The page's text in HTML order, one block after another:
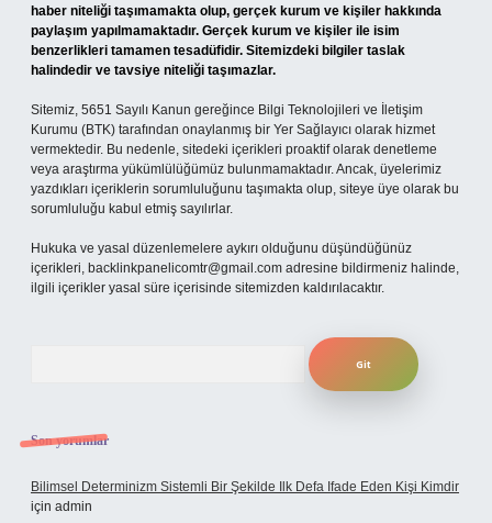
haber niteliği taşımamakta olup, gerçek kurum ve kişiler hakkında
paylaşım yapılmamaktadır. Gerçek kurum ve kişiler ile isim
benzerlikleri tamamen tesadüfidir. Sitemizdeki bilgiler taslak
halindedir ve tavsiye niteliği taşımazlar.
Sitemiz, 5651 Sayılı Kanun gereğince Bilgi Teknolojileri ve İletişim
Kurumu (BTK) tarafından onaylanmış bir Yer Sağlayıcı olarak hizmet
vermektedir. Bu nedenle, sitedeki içerikleri proaktif olarak denetleme
veya araştırma yükümlülüğümüz bulunmamaktadır. Ancak, üyelerimiz
yazdıkları içeriklerin sorumluluğunu taşımakta olup, siteye üye olarak bu
sorumluluğu kabul etmiş sayılırlar.
Hukuka ve yasal düzenlemelere aykırı olduğunu düşündüğünüz
içerikleri, backlinkpanelicomtr@gmail.com adresine bildirmeniz halinde,
ilgili içerikler yasal süre içerisinde sitemizden kaldırılacaktır.
Son yorumlar
Bilimsel Determinizm Sistemli Bir Şekilde Ilk Defa Ifade Eden Kişi Kimdir
için admin